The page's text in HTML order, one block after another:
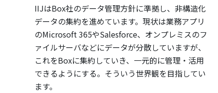
IIJはBox社のデータ管理方針に準拠し、非構造化
データの集約を進めています。現状は業務アプリ
のMicrosoft 365やSalesforce、オンプレミスのフ
ァイルサーバなどにデータが分散していますが、
これをBoxに集約していき、一元的に管理・活用
できるようにする。そういう世界観を目指してい
ます。